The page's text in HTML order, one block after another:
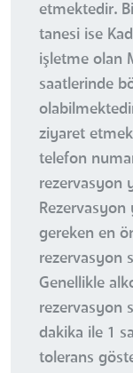
etmektedir.
tanesi ise
işletme olan
saatlerinde
ziyaret
telefon
rezervasyon
gereken en
rezervasyon
Genellikle
rezervasyon
dakika ile 1
tolerans